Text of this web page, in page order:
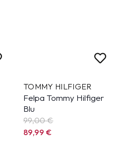
TOMMY HILFIGER
Felpa Tommy Hilfiger
Blu
99,00 €
89,99€